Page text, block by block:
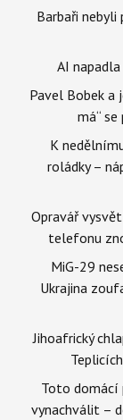
Barbaři
AI
Pavel Bobek a
má“
K
roládky –
Opravář
telefonu
MiG-29
Ukrajina
Jihoafrický
Toto domácí
vynachválit –